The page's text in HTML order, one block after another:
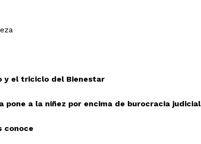
y el triciclo del Bienestar
pone a la niñez por encima de burocracia judicial
conoce